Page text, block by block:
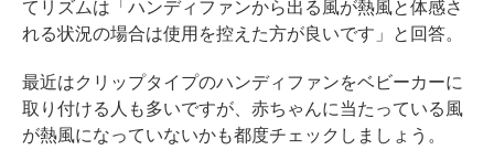
てリズムは「ハンディファンから出る風が熱風と体感さ
れる状況の場合は使用を控えた方が良いです」と回答。
最近はクリップタイプのハンディファンをベビーカーに
取り付ける人も多いですが、赤ちゃんに当たっている風
が熱風になっていないかも都度チェックしましょう。